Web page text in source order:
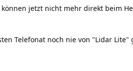
können jetzt nicht mehr direkt beim
Telefonat noch nie von "Lidar Lite"